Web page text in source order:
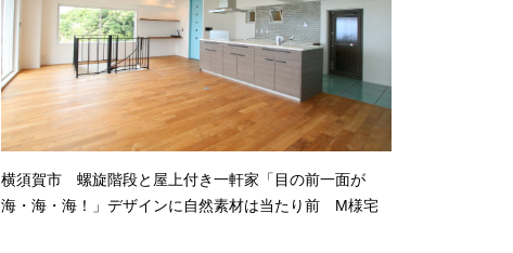
横須賀市 螺旋階段と屋上付き一軒家「目の前一面が
海・海・海！」デザインに自然素材は当たり前 M様宅